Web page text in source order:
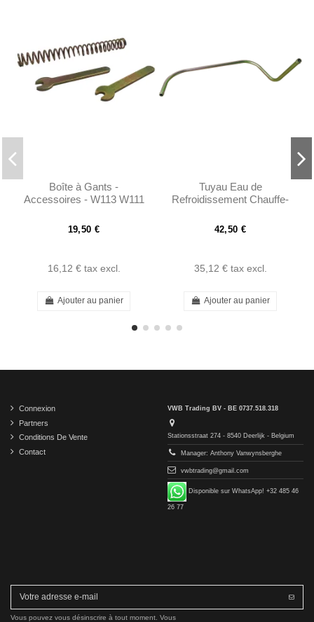
Boîte à Gants -
Accessoires - W113 W111
19,50 €
16,12 € tax excl.
Ajouter au panier
Tuyau Eau de
Refroidissement Chauffe-
A1272030802
42,50 €
35,12 € tax excl.
Ajouter au panier
Connexion
Partners
Conditions De Vente
Contact
VWB Trading BV - BE 0737.518.318
Stationsstraat 274 - 8540 Deerlijk - Belgium
Manager: Anthony Vanwynsberghe
vwbtrading@gmail.com
Disponible sur WhatsApp! +32 485 46
26 77
Vous pouvez vous désinscrire à tout moment. Vous